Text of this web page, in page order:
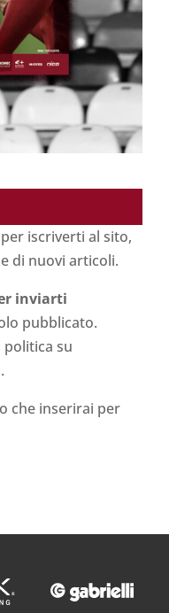
iscriverti al sito,
di nuovi articoli.
inviarti
pubblicato.
politica su
.
che inserirai per